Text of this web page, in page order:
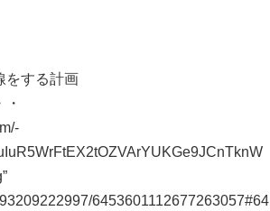
をする計画
6453601112677263057#64